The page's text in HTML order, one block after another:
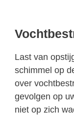
Last van
schimmel op
over
gevolgen op
niet op zich